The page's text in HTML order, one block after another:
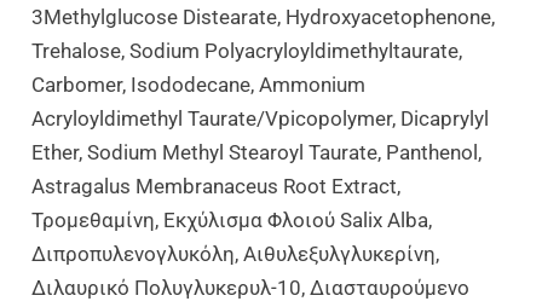
3Methylglucose Distearate, Hydroxyacetophenone,
Trehalose, Sodium Polyacryloyldimethyltaurate,
Carbomer, Isododecane, Ammonium
Acryloyldimethyl Taurate/Vpicopolymer, Dicaprylyl
Ether, Sodium Methyl Stearoyl Taurate, Panthenol,
Astragalus Membranaceus Root Extract,
Τρομεθαμίνη, Εκχύλισμα Φλοιού Salix Alba,
Διπροπυλενογλυκόλη, Αιθυλεξυλγλυκερίνη,
Διλαυρικό Πολυγλυκερυλ-10, Διασταυρούμενο